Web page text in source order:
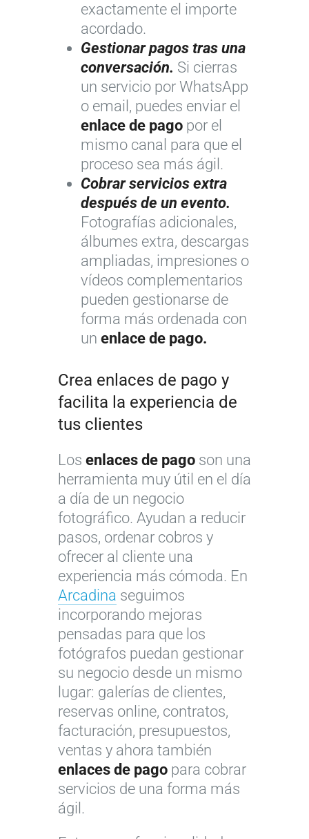
exactamente el importe
acordado.
Gestionar pagos tras una
conversación. Si cierras
un servicio por WhatsApp
o email, puedes enviar el
enlace de pago por el
mismo canal para que el
proceso sea más ágil.
Cobrar servicios extra
después de un evento.
Fotografías adicionales,
álbumes extra, descargas
ampliadas, impresiones o
vídeos complementarios
pueden gestionarse de
forma más ordenada con
un enlace de pago.
Crea enlaces de pago y
facilita la experiencia de
tus clientes
Los enlaces de pago son una
herramienta muy útil en el día
a día de un negocio
fotográfico. Ayudan a reducir
pasos, ordenar cobros y
ofrecer al cliente una
experiencia más cómoda. En
Arcadina seguimos
incorporando mejoras
pensadas para que los
fotógrafos puedan gestionar
su negocio desde un mismo
lugar: galerías de clientes,
reservas online, contratos,
facturación, presupuestos,
ventas y ahora también
enlaces de pago para cobrar
servicios de una forma más
ágil.